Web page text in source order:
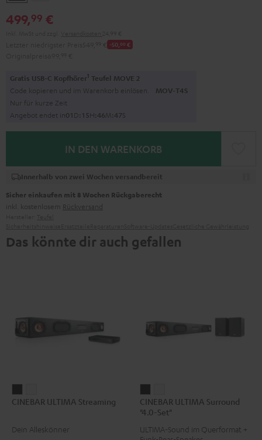
499,99 €
-50,00 €
Gratis USB-C Kopfhörer1 Teufel MOVE 2
Code kopieren und im Warenkorb einlösen. MOV-T4S
Nur für kurze Zeit
Angebot endet in01D:1 5H:46M:46S
IN DEN WARENKORB
Innerhalb von zwei Wochen versandbereit
Sicher einkaufen mit 8 Wochen Rückgaberecht
inkl. kostenlosem Rückversand
Das könnte dir auch gefallen
ULTIMA
Schwarz
ULTIMA
Weiß
CINEBAR ULTIMA Streaming
Dein Alleskönner
ULTIMA
Surround
"4.0-
ULTIMA
Surround
"4.0-
CINEBAR ULTIMA Surround
"4.0-Set"
ULTIMA-Sound im Querformat +